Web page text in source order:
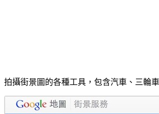
拍攝街景圖的各種工具，包含汽車、三輪